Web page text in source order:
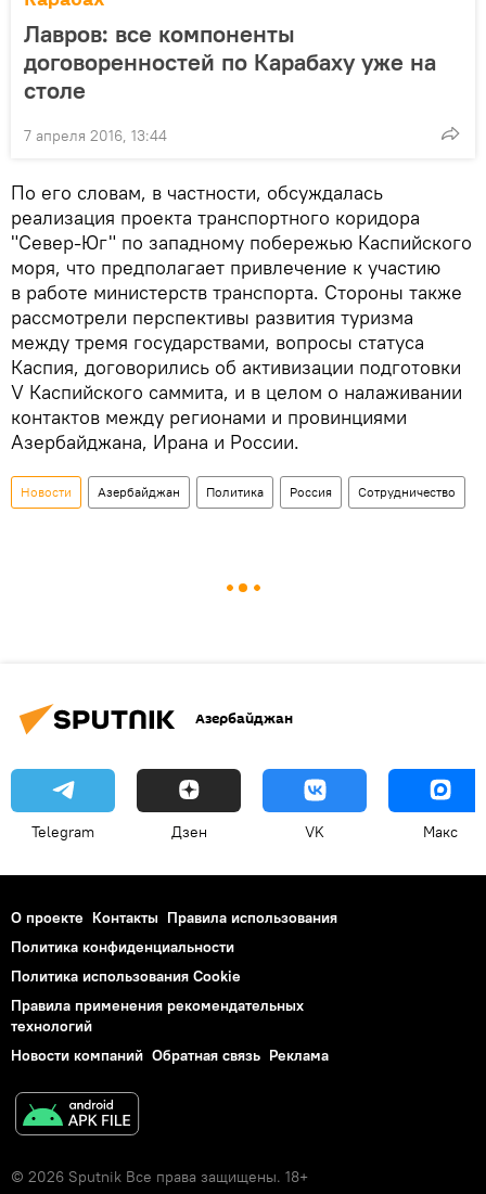
Лавров: все компоненты
договоренностей по Карабаху уже на
столе
7 апреля 2016, 13:44
По его словам, в частности, обсуждалась
реализация проекта транспортного коридора
"Север-Юг" по западному побережью Каспийского
моря, что предполагает привлечение к участию
в работе министерств транспорта. Стороны также
рассмотрели перспективы развития туризма
между тремя государствами, вопросы статуса
Каспия, договорились об активизации подготовки
V Каспийского саммита, и в целом о налаживании
контактов между регионами и провинциями
Азербайджана, Ирана и России.
Новости Азербайджан Политика Россия Сотрудничество
Азербайджан
Telegram Дзен VK Макс
О проекте Контакты Правила использования
Политика конфиденциальности
Политика использования Cookie
Правила применения рекомендательных
технологий
Новости компаний Обратная связь Реклама
© 2026 Sputnik Все права защищены. 18+